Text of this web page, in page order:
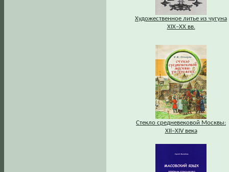
Художественное литье из чугуна
XIX–XX вв.
Стекло средневековой Москвы:
XII–XIV века